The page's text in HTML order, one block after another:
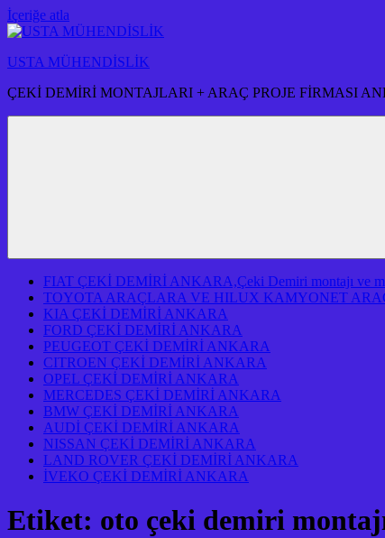
İçeriğe atla
USTA MÜHENDİSLİK
ÇEKİ DEMİRİ MONTAJLARI + ARAÇ PROJE FİRMASI
FIAT ÇEKİ DEMİRİ ANKARA,Çeki Demiri montajı ve
TOYOTA ARAÇLARA VE HILUX KAMYONET
KIA ÇEKİ DEMİRİ ANKARA
FORD ÇEKİ DEMİRİ ANKARA
PEUGEOT ÇEKİ DEMİRİ ANKARA
CITROEN ÇEKİ DEMİRİ ANKARA
OPEL ÇEKİ DEMİRİ ANKARA
MERCEDES ÇEKİ DEMİRİ ANKARA
BMW ÇEKİ DEMİRİ ANKARA
AUDİ ÇEKİ DEMİRİ ANKARA
NISSAN ÇEKİ DEMİRİ ANKARA
LAND ROVER ÇEKİ DEMİRİ ANKARA
İVEKO ÇEKİ DEMİRİ ANKARA
Etiket: oto çeki demiri